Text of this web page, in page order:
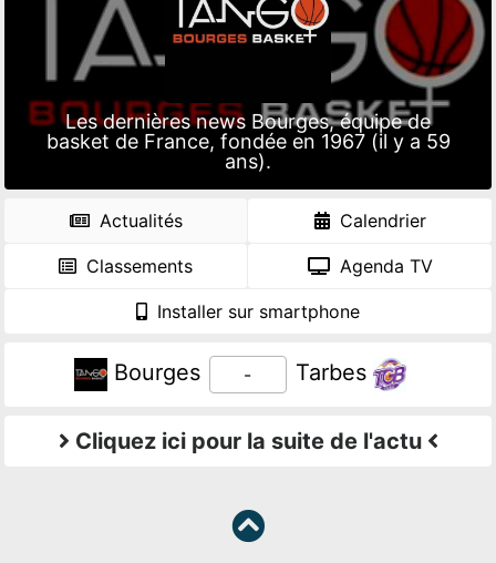
Les dernières news Bourges, équipe de
basket de France, fondée en 1967 (il y a 59
ans).
Actualités Calendrier
Classements Agenda TV
Installer sur smartphone
Bourges - Tarbes
Cliquez ici pour la suite de l'actu